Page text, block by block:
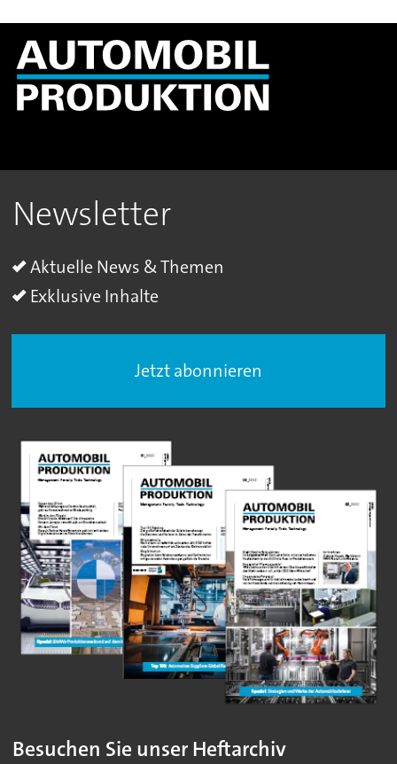
Newsletter
Aktuelle News & Themen
Exklusive Inhalte
Jetzt abonnieren
Besuchen Sie unser Heftarchiv